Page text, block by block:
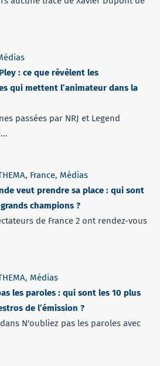
: ce que révèlent les
qui mettent l’animateur dans la
passées par NRJ et Legend
, France, Médias
veut prendre sa place : qui sont
champions ?
de France 2 ont rendez-vous
, Médias
les paroles : qui sont les 10 plus
de l’émission ?
N'oubliez pas les paroles avec